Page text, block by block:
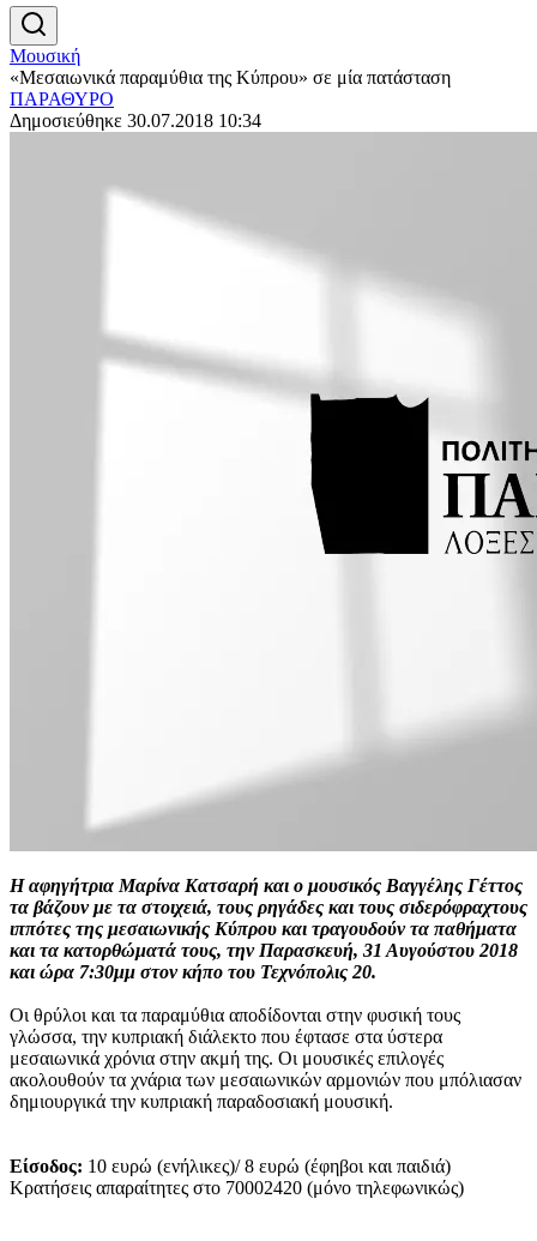
Μουσική
«Μεσαιωνικά παραμύθια της Κύπρου» σε μία πατάσταση
ΠΑΡΑΘΥΡΟ
Δημοσιεύθηκε 30.07.2018 10:34
Η αφηγήτρια Μαρίνα Κατσαρή και ο μουσικός Βαγγέλης Γέττος
τα βάζουν με τα στοιχειά, τους ρηγάδες και τους σιδερόφραχτους
ιππότες της μεσαιωνικής Κύπρου και τραγουδούν τα παθήματα
και τα κατορθώματά τους, την Παρασκευή, 31 Αυγούστου 2018
και ώρα 7:30μμ στον κήπο του Τεχνόπολις 20.
Οι θρύλοι και τα παραμύθια αποδίδονται στην φυσική τους
γλώσσα, την κυπριακή διάλεκτο που έφτασε στα ύστερα
μεσαιωνικά χρόνια στην ακμή της. Οι μουσικές επιλογές
ακολουθούν τα χνάρια των μεσαιωνικών αρμονιών που μπόλιασαν
δημιουργικά την κυπριακή παραδοσιακή μουσική.
Είσοδος: 10 ευρώ (ενήλικες)/ 8 ευρώ (έφηβοι και παιδιά)
Κρατήσεις απαραίτητες στο 70002420 (μόνο τηλεφωνικώς)